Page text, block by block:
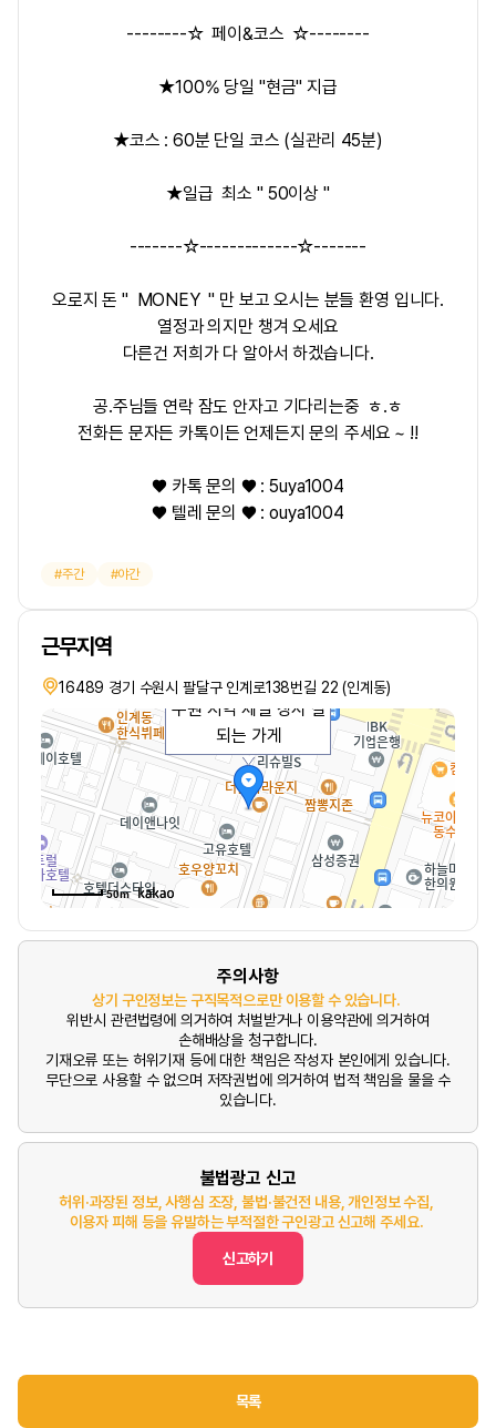
--------☆ 페이&코스 ☆--------
★100% 당일 "현금" 지급
★코스 : 60분 단일 코스 (실관리 45분)
★일급 최소 " 50이상 "
-------☆-------------☆-------
오로지 돈 " MONEY " 만 보고 오시는 분들 환영 입니다.
열정과 의지만 챙겨 오세요
다른건 저희가 다 알아서 하겠습니다.
공.주님들 연락 잠도 안자고 기다리는중 ㅎ.ㅎ
전화든 문자든 카톡이든 언제든지 문의 주세요 ~ !!
♥ 카톡 문의 ♥ : 5uya1004
♥ 텔레 문의 ♥ : ouya1004
주간 야간
근무지역
16489 경기 수원시 팔달구 인계로138번길 22 (인계동)
수원 지역 제일 장사 잘
되는 가게
50m
주의사항
상기 구인정보는 구직목적으로만 이용할 수 있습니다.
위반시 관련법령에 의거하여 처벌받거나 이용약관에 의거하여
손해배상을 청구합니다.
기재오류 또는 허위기재 등에 대한 책임은 작성자 본인에게 있습니다.
무단으로 사용할 수 없으며 저작권법에 의거하여 법적 책임을 물을 수
있습니다.
불법광고 신고
허위·과장된 정보, 사행심 조장, 불법·불건전 내용, 개인정보 수집,
이용자 피해 등을 유발하는 부적절한 구인광고 신고해 주세요.
신고하기
목록